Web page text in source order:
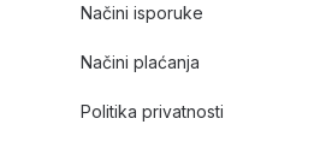
Načini isporuke
Načini plaćanja
Politika privatnosti